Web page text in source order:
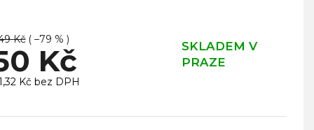
Kč ( –79 % )
Kč
SKLADEM V
PRAZE
Kč bez DPH